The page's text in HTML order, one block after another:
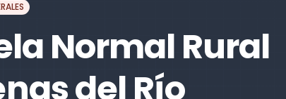
Normal Rural
del Río